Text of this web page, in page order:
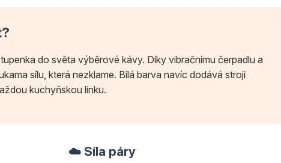
do světa výběrové kávy. Díky vibračnímu čerpadlu a
sílu, která nezklame. Bílá barva navíc dodává stroji
kuchyňskou linku.
☁️ Síla páry